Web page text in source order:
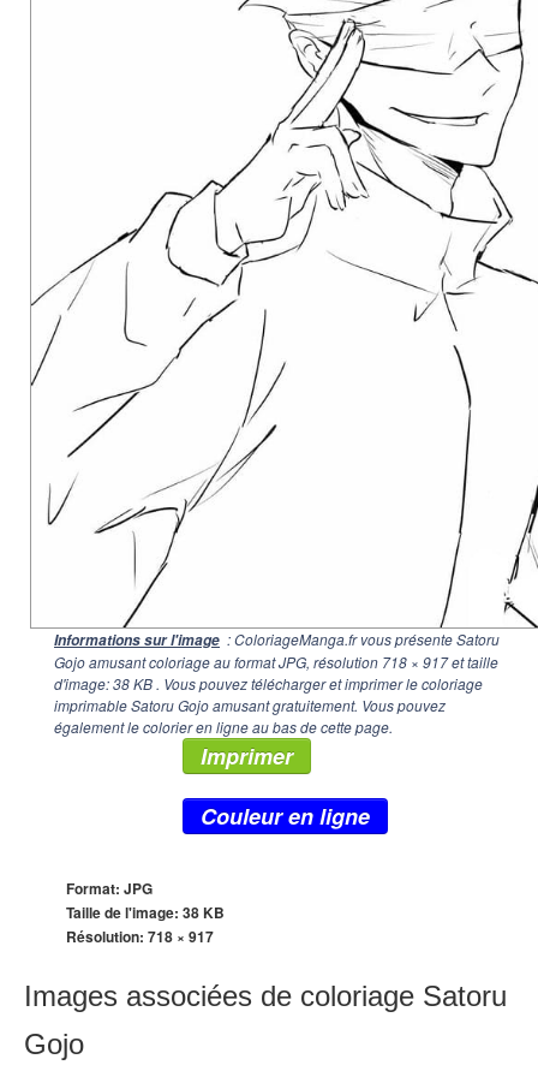
Informations sur l'image : ColoriageManga.fr vous présente Satoru
Gojo amusant coloriage au format JPG, résolution 718 × 917et taille
d'image: 38 KB . Vous pouvez télécharger et imprimer le coloriage
imprimable Satoru Gojo amusant gratuitement. Vous pouvez
également le colorier en ligne au bas de cette page.
Imprimer
Couleur en ligne
Format: JPG
Taille de l'image: 38 KB
Résolution: 718 × 917
Images associées de coloriage Satoru
Gojo